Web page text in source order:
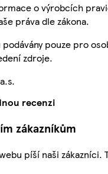
o výrobcích
práva dle zákona.
pouze pro
zdroje.
recenzi
zákazníkům
píší naši